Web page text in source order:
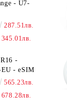
- U7-
287.51лв.
345.01лв.
-
- eSIM
565.23лв.
678.28лв.